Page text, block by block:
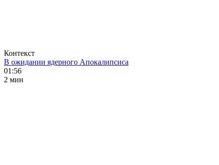
Контекст
В ожидании ядерного Апокалипсиса
01:56
2 мин